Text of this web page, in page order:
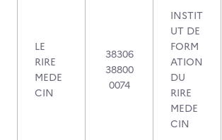
LE
RIRE
MEDE
CIN
38306
38800
0074
INSTIT
UT DE
FORM
ATION
DU
RIRE
MEDE
CIN